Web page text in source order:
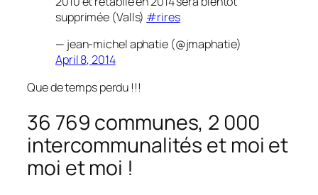
supprimée (Valls) #rires
— jean-michel aphatie (@jmaphatie)
April 8, 2014
Que de temps perdu !!!
36 769 communes, 2 000
intercommunalités et moi et
moi et moi !